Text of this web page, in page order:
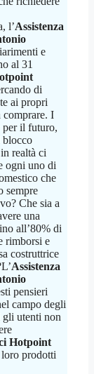
l’Assistenza
e
al 31
di
ai propri
comprare. I
per il futuro,
blocco
realtà ci
ogni uno di
che
sempre
Che sia a
una
all’80% di
rimborsi e
costruttrice
Assistenza
pensieri
campo degli
utenti non
Hotpoint
prodotti